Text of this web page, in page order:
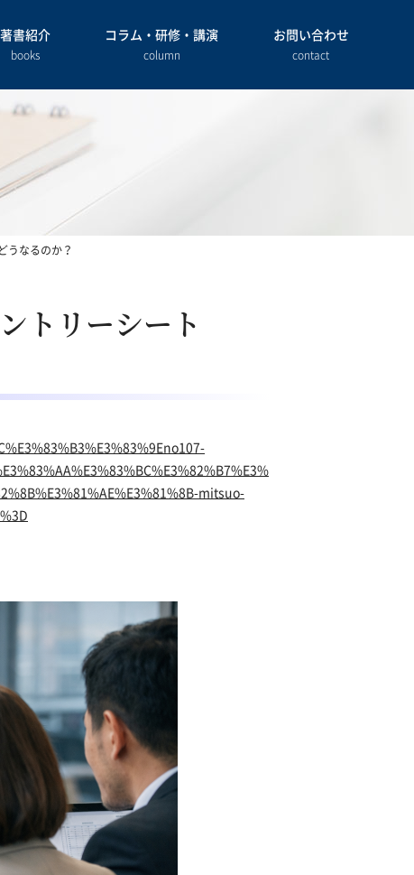
著書紹介
books
コラム・研修・講演
column
お問い合わせ
contact
うなるのか？
トリーシート
mitsuo-